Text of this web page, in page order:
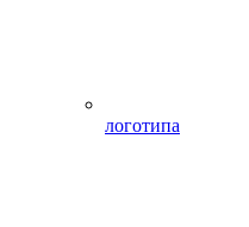
логотипа